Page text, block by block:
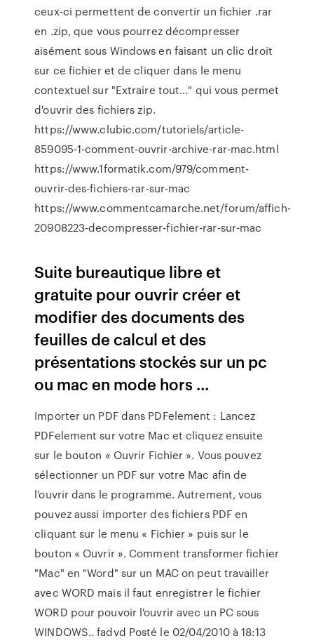
ceux-ci permettent de convertir un fichier .rar
en .zip, que vous pourrez décompresser
aisément sous Windows en faisant un clic droit
sur ce fichier et de cliquer dans le menu
contextuel sur "Extraire tout..." qui vous permet
d'ouvrir des fichiers zip.
https://www.clubic.com/tutoriels/article-
859095-1-comment-ouvrir-archive-rar-mac.html
https://www.1formatik.com/979/comment-
ouvrir-des-fichiers-rar-sur-mac
https://www.commentcamarche.net/forum/affich-
20908223-decompresser-fichier-rar-sur-mac
Suite bureautique libre et
gratuite pour ouvrir créer et
modifier des documents des
feuilles de calcul et des
présentations stockés sur un pc
ou mac en mode hors ...
Importer un PDF dans PDFelement : Lancez
PDFelement sur votre Mac et cliquez ensuite
sur le bouton « Ouvrir Fichier ». Vous pouvez
sélectionner un PDF sur votre Mac afin de
l'ouvrir dans le programme. Autrement, vous
pouvez aussi importer des fichiers PDF en
cliquant sur le menu « Fichier » puis sur le
bouton « Ouvrir ». Comment transformer fichier
"Mac" en "Word" sur un MAC on peut travailler
avec WORD mais il faut enregistrer le fichier
WORD pour pouvoir l'ouvrir avec un PC sous
WINDOWS.. fadvd Posté le 02/04/2010 à 18:13